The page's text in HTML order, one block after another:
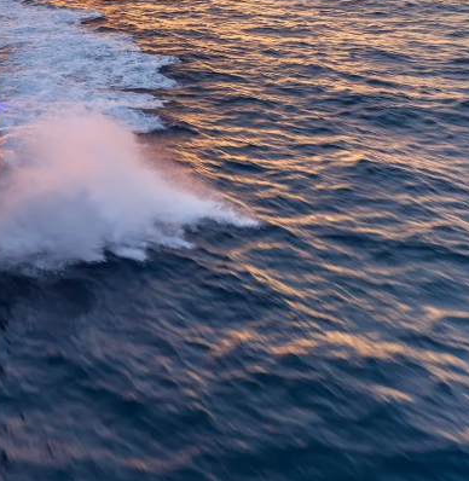
Przedsiębiorstwo
Usługi Brokerskie
Czarter
Aktualności
Wydarzenia
Innowacja
Przedsiębiorstwo
Zespół
Styl Życia
Tradycja
Wyceń Swoją Łódź